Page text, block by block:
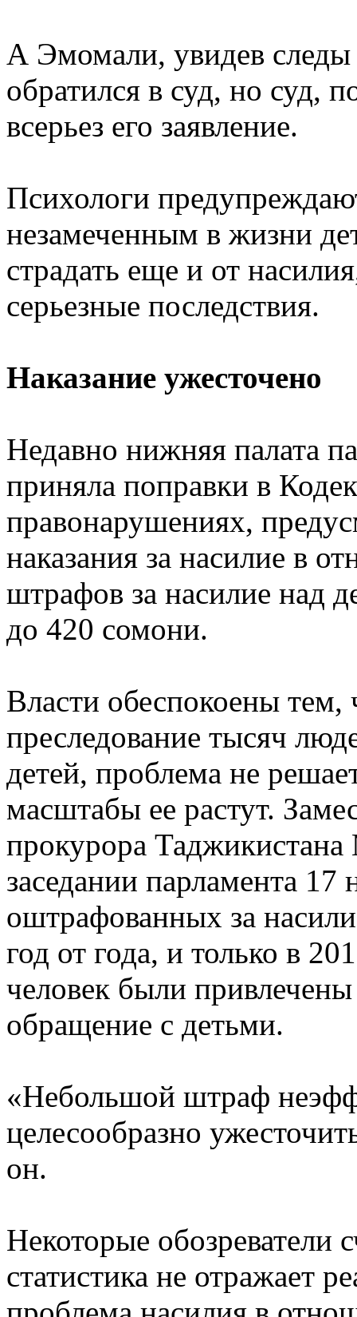
А Эмомали, увидев следы
обратился в суд, но суд,
всерьез его заявление.
Психологи
незамеченным в жизни
страдать еще и от
серьезные последствия.
Наказание ужесточено
Недавно нижняя палата
приняла поправки в
правонарушениях,
наказания за насилие в
штрафов за насилие над
до 420 сомони.
Власти обеспокоены тем,
преследование тысяч
детей, проблема не
масштабы ее растут.
прокурора
заседании парламента 17
оштрафованных за
год от года, и только в
человек были привлечены
обращение с детьми.
«Небольшой штраф
целесообразно
он.
Некоторые обозреватели
статистика не отражает